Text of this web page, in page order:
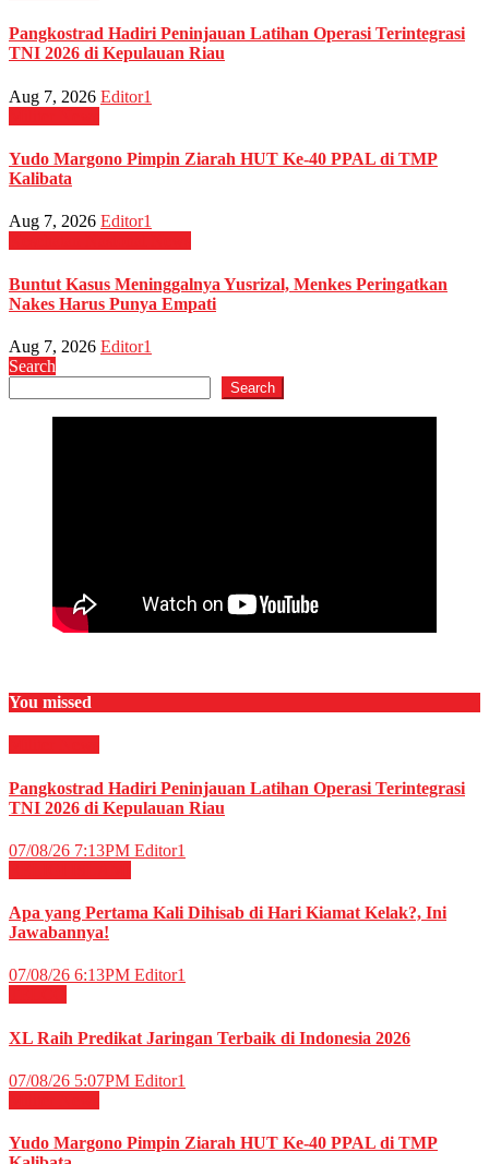
Pangkostrad Hadiri Peninjauan Latihan Operasi Terintegrasi
TNI 2026 di Kepulauan Riau
Aug 7, 2026 Editor1
Yudo Margono Pimpin Ziarah HUT Ke-40 PPAL di TMP
Kalibata
Aug 7, 2026 Editor1
Buntut Kasus Meninggalnya Yusrizal, Menkes Peringatkan
Nakes Harus Punya Empati
Aug 7, 2026 Editor1
Search
Search
You missed
Pangkostrad Hadiri Peninjauan Latihan Operasi Terintegrasi
TNI 2026 di Kepulauan Riau
07/08/26 7:13PM Editor1
Apa yang Pertama Kali Dihisab di Hari Kiamat Kelak?, Ini
Jawabannya!
07/08/26 6:13PM Editor1
XL Raih Predikat Jaringan Terbaik di Indonesia 2026
07/08/26 5:07PM Editor1
Yudo Margono Pimpin Ziarah HUT Ke-40 PPAL di TMP